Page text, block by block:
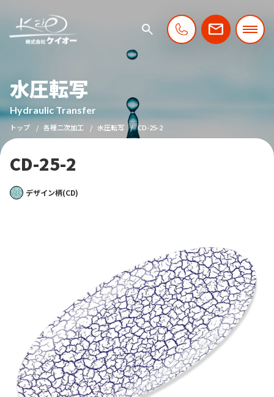
水圧転写
Hydraulic Transfer
トップ 各種二次加工 水圧転写 CD-25-2
CD-25-2
デザイン柄(CD)